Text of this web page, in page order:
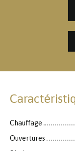
Chauffage
Ouvertures